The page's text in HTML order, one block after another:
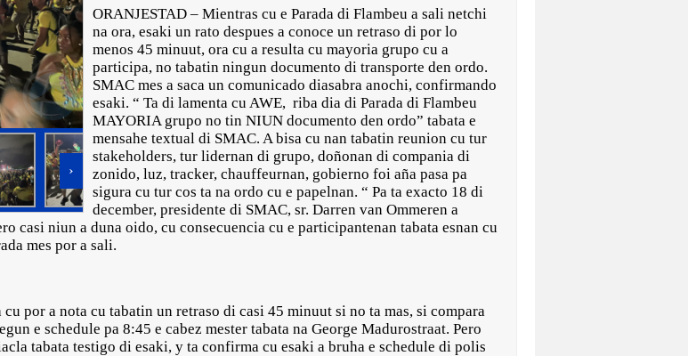
›
ORANJESTAD – Mientras cu e Parada di Flambeu a sali netchi
na ora, esaki un rato despues a conoce un retraso di por lo
menos 45 minuut, ora cu a resulta cu mayoria grupo cu a
participa, no tabatin ningun documento di transporte den ordo.
SMAC mes a saca un comunicado diasabra anochi, confirmando
esaki. “ Ta di lamenta cu AWE, riba dia di Parada di Flambeu
MAYORIA grupo no tin NIUN documento den ordo” tabata e
mensahe textual di SMAC. A bisa cu nan tabatin reunion cu tur
stakeholders, tur lidernan di grupo, doñonan di compania di
zonido, luz, tracker, chauffeurnan, gobierno foi aña pasa pa
sigura cu tur cos ta na ordo cu e papelnan. “ Pa ta exacto 18 di
december, presidente di SMAC, sr. Darren van Ommeren a
casi niun a duna oido, cu consecuencia cu e participantenan tabata esnan cu
mes por a sali.
por a nota cu tabatin un retraso di casi 45 minuut si no ta mas, si compara
e schedule pa 8:45 e cabez mester tabata na George Madurostraat. Pero
tabata testigo di esaki, y ta confirma cu esaki a bruha e schedule di polis